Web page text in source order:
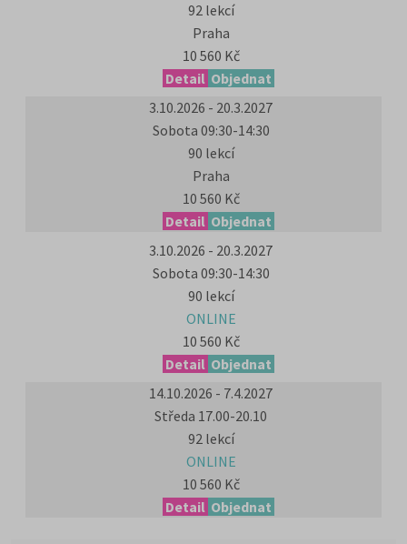
92 lekcí
Praha
10 560 Kč
Detail Objednat
3.10.2026 - 20.3.2027
Sobota 09:30-14:30
90 lekcí
Praha
10 560 Kč
Detail Objednat
3.10.2026 - 20.3.2027
Sobota 09:30-14:30
90 lekcí
ONLINE
10 560 Kč
Detail Objednat
14.10.2026 - 7.4.2027
Středa 17.00-20.10
92 lekcí
ONLINE
10 560 Kč
Detail Objednat